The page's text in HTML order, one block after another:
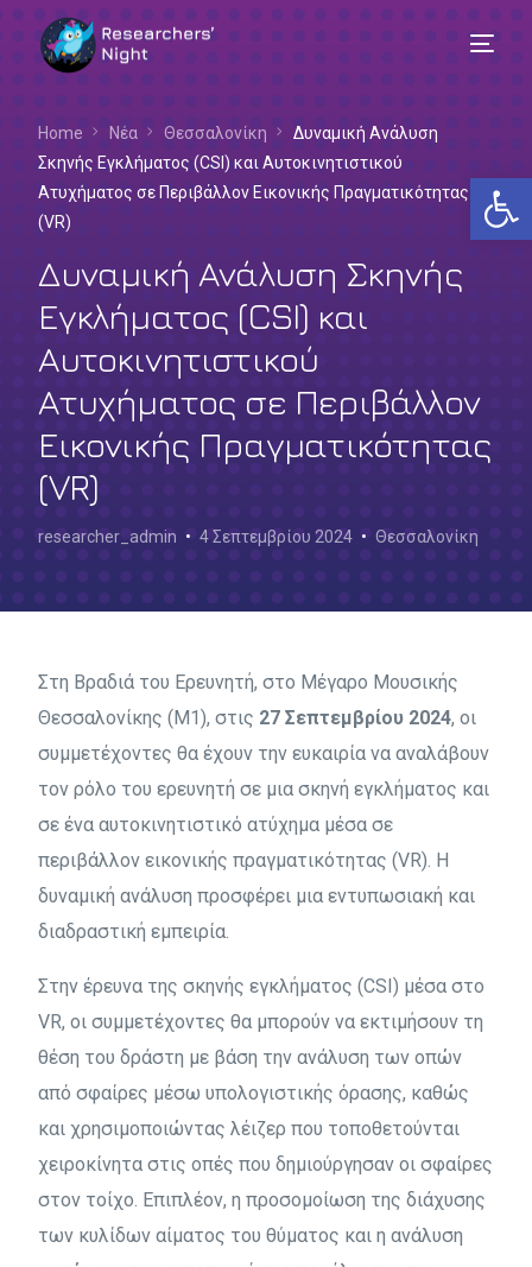
Home Νέα Θεσσαλονίκη
Δυναμική Ανάλυση
Σκηνής Εγκλήματος (CSI) και Αυτοκινητιστικού
Ατυχήματος σε Περιβάλλον Εικονικής Πραγματικότητας
(VR)
Δυναμική Ανάλυση Σκηνής
Εγκλήματος (CSI) και
Αυτοκινητιστικού
Ατυχήματος σε Περιβάλλον
Εικονικής Πραγματικότητας
(VR)
researcher_admin 4 Σεπτεμβρίου 2024 Θεσσαλονίκη
Στη Βραδιά του Ερευνητή, στο Μέγαρο Μουσικής
Θεσσαλονίκης (Μ1), στις 27 Σεπτεμβρίου 2024, οι
συμμετέχοντες θα έχουν την ευκαιρία να αναλάβουν
τον ρόλο του ερευνητή σε μια σκηνή εγκλήματος και
σε ένα αυτοκινητιστικό ατύχημα μέσα σε
περιβάλλον εικονικής πραγματικότητας (VR). Η
δυναμική ανάλυση προσφέρει μια εντυπωσιακή και
διαδραστική εμπειρία.
Στην έρευνα της σκηνής εγκλήματος (CSI) μέσα στο
VR, οι συμμετέχοντες θα μπορούν να εκτιμήσουν τη
θέση του δράστη με βάση την ανάλυση των οπών
από σφαίρες μέσω υπολογιστικής όρασης, καθώς
και χρησιμοποιώντας λέιζερ που τοποθετούνται
χειροκίνητα στις οπές που δημιούργησαν οι σφαίρες
στον τοίχο. Επιπλέον, η προσομοίωση της διάχυσης
των κυλίδων αίματος του θύματος και η ανάλυση
Ελληνικά